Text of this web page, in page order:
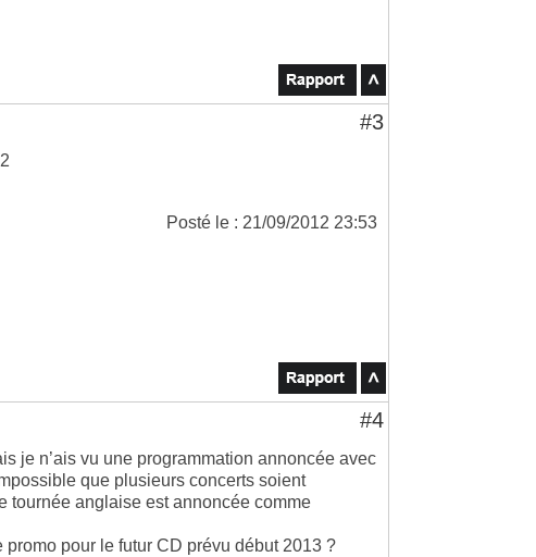
#3
Posté le : 21/09/2012 23:53
#4
je n’ais vu une programmation annoncée avec
que plusieurs concerts soient
tournée anglaise est annoncée comme
pour le futur CD prévu début 2013 ?